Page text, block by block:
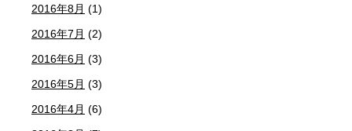
2016年8月 (1)
2016年7月 (2)
2016年6月 (3)
2016年5月 (3)
2016年4月 (6)